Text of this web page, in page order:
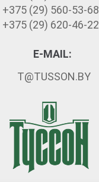
+375 (29) 560-53-68
+375 (29) 620-46-22
E-MAIL:
T@TUSSON.BY